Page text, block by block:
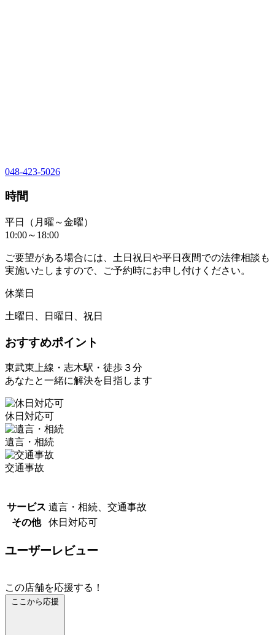
048-423-5026
時間
平日（月曜～金曜）
10:00～18:00
ご要望がある場合には、土日祝日や平日夜間での法律相談も
実施いたしますので、ご予約時にお申し付けください。
休業日
土曜日、日曜日、祝日
おすすめポイント
東武東上線・志木駅・徒歩３分
あなたと一緒に解決を目指します
休日対応可
遺言・相続
交通事故
サービス 遺言・相続、交通事故
その他
休日対応可
ユーザーレビュー
この店舗を応援する！
ここから応援